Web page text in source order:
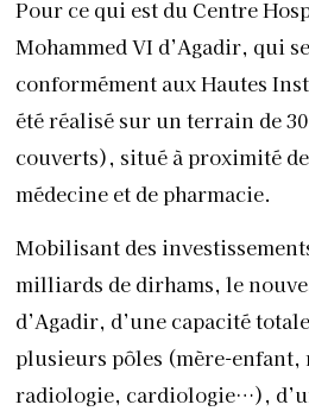
Pour ce qui est du Centre
Mohammed VI d’Agadir, qui
conformément aux Hautes
été réalisé sur un terrain de
couverts), situé à proximité
médecine et de pharmacie.
Mobilisant des
milliards de dirhams, le
d’Agadir, d’une capacité
plusieurs pôles (mère-
radiologie, cardiologie…),